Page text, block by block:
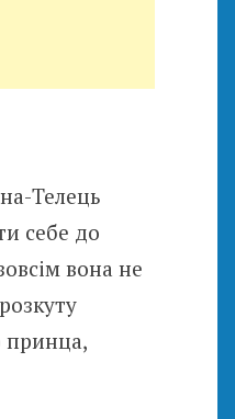
Телець
себе до
вона не
принца,